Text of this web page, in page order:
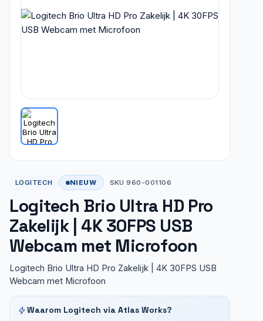
LOGITECH NIEUW SKU 960-001106
Logitech Brio Ultra HD Pro
Zakelijk | 4K 30FPS USB
Webcam met Microfoon
Logitech Brio Ultra HD Pro Zakelijk | 4K 30FPS USB
Webcam met Microfoon
Waarom Logitech via Atlas Works?